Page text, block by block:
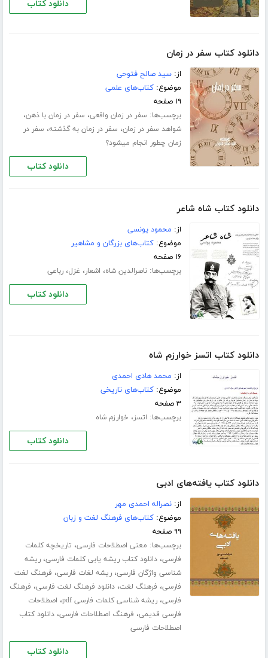
دانلود کتاب
دانلود کتاب سفر در زمان
از:سید صالح فتوحی
موضوع:کتاب‌های علمی
۱۹ صفحه
برچسب‌ها: سفر در زمان واقعی، سفر در زمان با ذهن،
شواهد سفر در زمان، سفر در زمان به گذشته، سفر در
زمان چطور انجام میشود؟
دانلود کتاب
دانلود کتاب شاه شاعر
از: محمود یونسی
موضوع:کتاب‌های بزرگان و مشاهیر
۱۶ صفحه
برچسب‌ها:ناصرالدین شاه، اشعار، غزل،رباعی
دانلود کتاب
دانلود کتاب اتسز خوارزم شاه
از: محمد هادی احمدی
موضوع:کتاب‌های تاریخی
۳ صفحه
برچسب‌ها: اتسز، خوارزم شاه
دانلود کتاب
دانلود کتاب یافته‌های ادبی
از:نصراله احمدی مهر
موضوع:کتاب‌های فرهنگ لغت و زبان
۹۹ صفحه
برچسب‌ها: معنی اصطلاحات فارسی، تاریخچه کلمات
فارسی،دانلود کتاب ریشه یابی کلمات فارسی،ریشه
شناسی واژگان فارسی،ریشه لغات فارسی، فرهنگ لغت
فارسی، فرهنگ لغت،دانلود فرهنگ لغت فارسی، فرهنگ
فارسی،ریشه شناسی کلمات فارسی pdf ، اصطلاحات
فارسی قدیمی، فرهنگ اصطلاحات فارسی،دانلود کتاب
اصطلاحات فارسی
دانلود کتاب